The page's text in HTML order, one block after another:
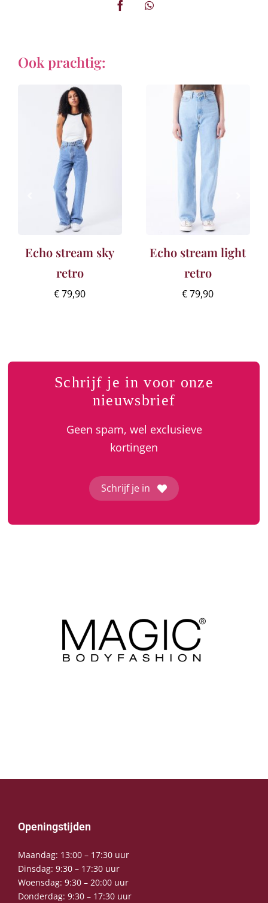
Ook prachtig:
Echo stream sky
retro
€79,90
Echo stream light
retro
€79,90
Schrijf je in voor onze
nieuwsbrief
Geen spam, wel exclusieve
kortingen
Schrijf je in
Openingstijden
Maandag: 13:00 – 17:30 uur
Dinsdag: 9:30 – 17:30 uur
Woensdag: 9:30 – 20:00 uur
Donderdag: 9:30 – 17:30 uur